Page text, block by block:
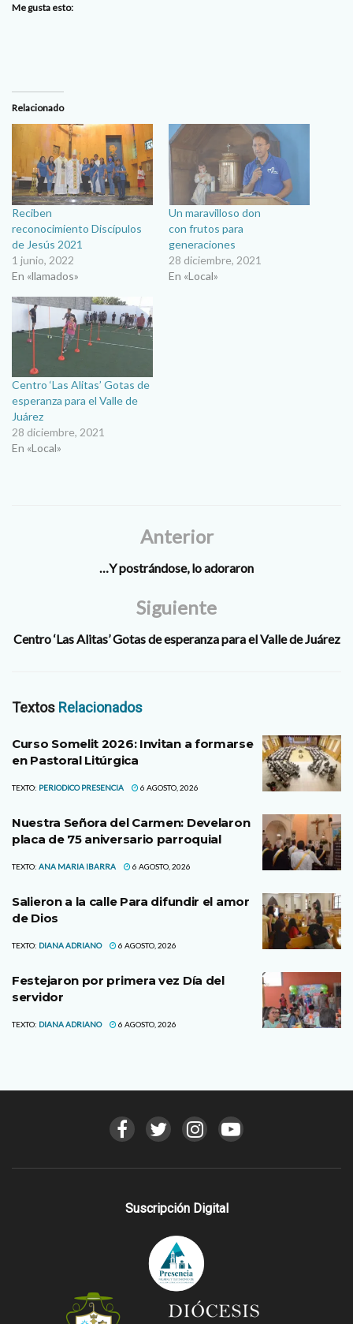
Me gusta esto:
Relacionado
Reciben
reconocimiento Discípulos
de Jesús 2021
1 junio, 2022
En «llamados»
Un maravilloso don
con frutos para
generaciones
28 diciembre, 2021
En «Local»
Centro ‘Las Alitas’ Gotas de
esperanza para el Valle de
Juárez
28 diciembre, 2021
En «Local»
Anterior
…Y postrándose, lo adoraron
Siguiente
Centro ‘Las Alitas’ Gotas de esperanza para el Valle de Juárez
Textos Relacionados
Curso Somelit 2026: Invitan a formarse
en Pastoral Litúrgica
TEXTO: PERIODICO PRESENCIA 6 AGOSTO, 2026
Nuestra Señora del Carmen: Develaron
placa de 75 aniversario parroquial
TEXTO: ANA MARIA IBARRA 6 AGOSTO, 2026
Salieron a la calle Para difundir el amor
de Dios
TEXTO: DIANA ADRIANO 6 AGOSTO, 2026
Festejaron por primera vez Día del
servidor
TEXTO: DIANA ADRIANO 6 AGOSTO, 2026
Suscripción Digital